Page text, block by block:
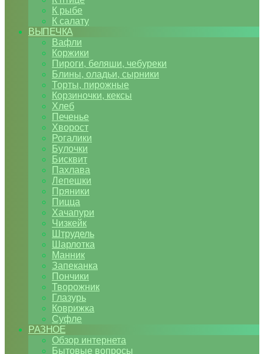
К рыбе
К салату
ВЫПЕЧКА
Вафли
Коржики
Пироги, беляши, чебуреки
Блины, оладьи, сырники
Торты, пирожные
Корзиночки, кексы
Хлеб
Печенье
Хворост
Рогалики
Булочки
Бисквит
Пахлава
Лепешки
Пряники
Пицца
Хачапури
Чизкейк
Штрудель
Шарлотка
Манник
Запеканка
Пончики
Творожник
Глазурь
Коврижка
Суфле
РАЗНОЕ
Обзор интернета
Бытовые вопросы